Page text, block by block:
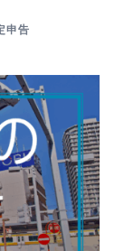
申告